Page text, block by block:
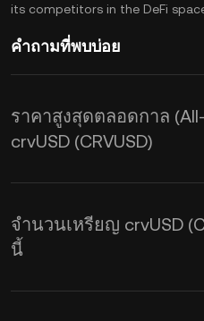
its competitors in the DeFi
คำถามที่พบบ่อย
ราคาสูงสุดตลอดกาล
crvUSD (CRVUSD)
จำนวนเหรียญ crvUSD
นี้